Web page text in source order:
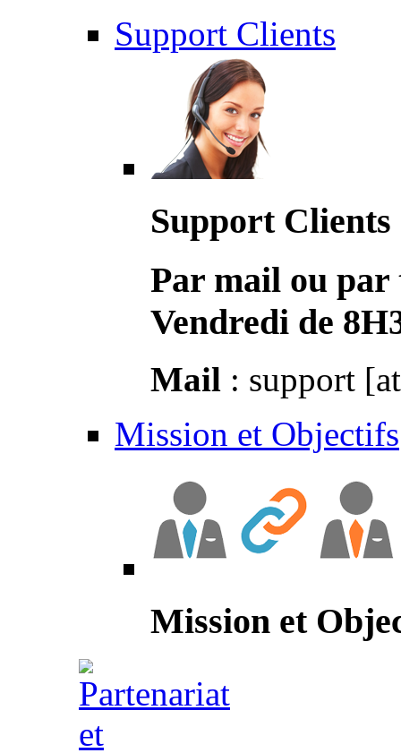
Support Clients
Support Clients
Par mail ou par
Vendredi de
Mail : support
Mission et Objectifs
Mission et